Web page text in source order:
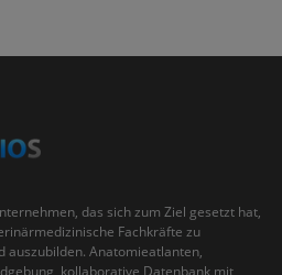
das sich zum Ziel gesetzt hat,
Fachkräfte zu
auszubilden. Anatomieatlanten,